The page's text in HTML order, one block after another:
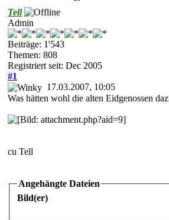
Tell
Admin
Beiträge: 1'543
Themen: 808
Registriert seit: Dec 2005
#1
17.03.2007, 10:05
Was hätten wohl die alten Eidgenossen
cu Tell
Angehängte Dateien
Bild(er)